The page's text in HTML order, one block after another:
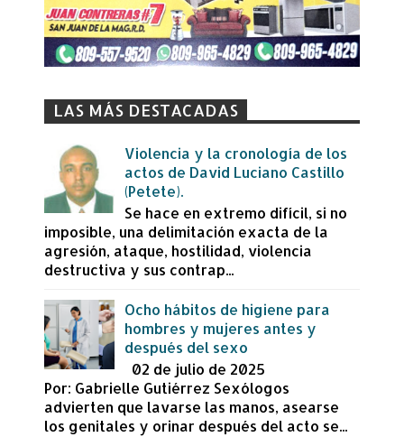
LAS MÁS DESTACADAS
Violencia y la cronología de los
actos de David Luciano Castillo
(Petete).
Se hace en extremo difícil, si no
imposible, una delimitación exacta de la
agresión, ataque, hostilidad, violencia
destructiva y sus contrap...
Ocho hábitos de higiene para
hombres y mujeres antes y
después del sexo
02 de julio de 2025
Por: Gabrielle Gutiérrez Sexólogos
advierten que lavarse las manos, asearse
los genitales y orinar después del acto se...